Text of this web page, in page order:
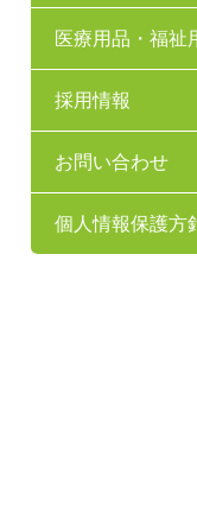
医療用品・福祉
採用情報
お問い合わせ
個人情報保護方